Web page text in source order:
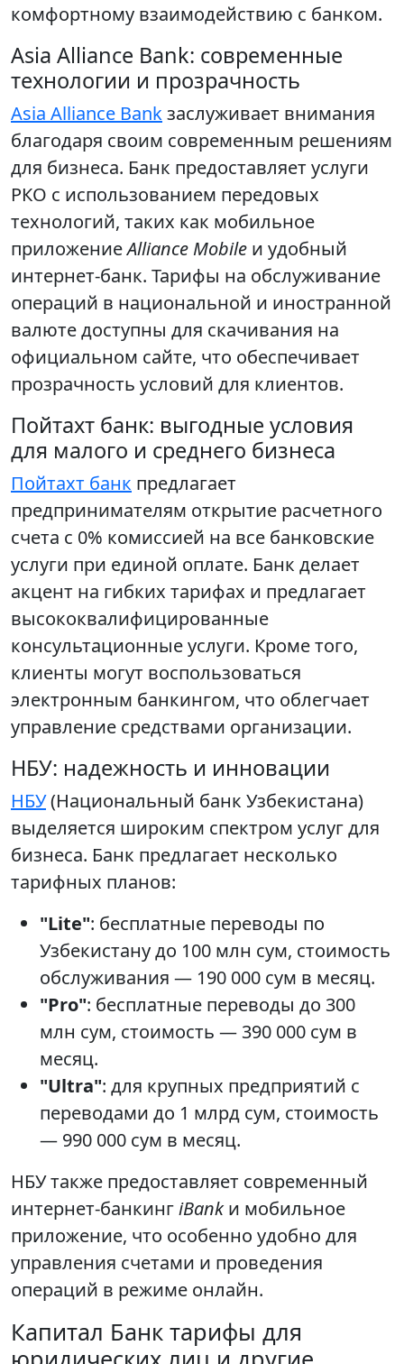
комфортному взаимодействию с банком.
Asia Alliance Bank: современные
технологии и прозрачность
Asia Alliance Bankзаслуживает внимания
благодаря своим современным решениям
для бизнеса. Банк предоставляет услуги
РКО с использованием передовых
технологий, таких как мобильное
приложениеAlliance Mobile и удобный
интернет-банк. Тарифы на обслуживание
операций в национальной и иностранной
валюте доступны для скачивания на
официальном сайте, что обеспечивает
прозрачность условий для клиентов.
Пойтахт банк: выгодные условия
для малого и среднего бизнеса
Пойтахт банк предлагает
предпринимателям открытие расчетного
счета с 0% комиссией на все банковские
услуги при единой оплате. Банк делает
акцент на гибких тарифах и предлагает
высококвалифицированные
консультационные услуги. Кроме того,
клиенты могут воспользоваться
электронным банкингом, что облегчает
управление средствами организации.
НБУ: надежность и инновации
НБУ(Национальный банк Узбекистана)
выделяется широким спектром услуг для
бизнеса. Банк предлагает несколько
тарифных планов:
"Lite": бесплатные переводы по
Узбекистану до 100 млн сум, стоимость
обслуживания — 190 000 сум в месяц.
"Pro": бесплатные переводы до 300
млн сум, стоимость — 390 000 сум в
месяц.
"Ultra": для крупных предприятий с
переводами до 1 млрд сум, стоимость
— 990 000 сум в месяц.
НБУ также предоставляет современный
интернет-банкингiBankи мобильное
приложение, что особенно удобно для
управления счетами и проведения
операций в режиме онлайн.
Капитал Банк тарифы для